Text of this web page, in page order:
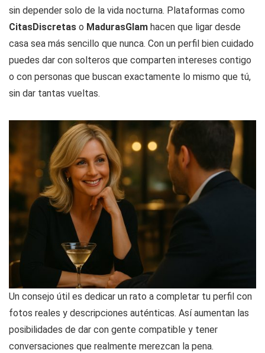
sin depender solo de la vida nocturna. Plataformas como
CitasDiscretas o MadurasGlam hacen que ligar desde
casa sea más sencillo que nunca. Con un perfil bien cuidado
puedes dar con solteros que comparten intereses contigo
o con personas que buscan exactamente lo mismo que tú,
sin dar tantas vueltas.
Un consejo útil es dedicar un rato a completar tu perfil con
fotos reales y descripciones auténticas. Así aumentan las
posibilidades de dar con gente compatible y tener
conversaciones que realmente merezcan la pena.